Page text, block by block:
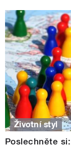
Životní styl
Poslechněte